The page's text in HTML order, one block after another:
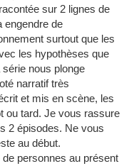
sur 2 lignes de
engendre de
surtout que les
les hypothèses que
série nous plonge
narratif très
et mis en scène, les
ou tard. Je vous rassure
2 épisodes. Ne vous
au début.
personnes au présent